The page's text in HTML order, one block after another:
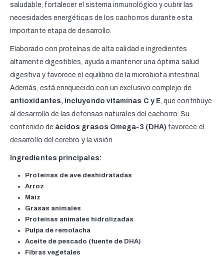
saludable, fortalecer el sistema inmunológico y cubrir las
necesidades energéticas de los cachorros durante esta
importante etapa de desarrollo.
Elaborado con proteínas de alta calidad e ingredientes
altamente digestibles, ayuda a mantener una óptima salud
digestiva y favorece el equilibrio de la microbiota intestinal.
Además, está enriquecido con un exclusivo complejo de
antioxidantes, incluyendo vitaminas C y E, que contribuye
al desarrollo de las defensas naturales del cachorro. Su
contenido de ácidos grasos Omega-3 (DHA) favorece el
desarrollo del cerebro y la visión.
Ingredientes principales:
Proteínas de ave deshidratadas
Arroz
Maíz
Grasas animales
Proteínas animales hidrolizadas
Pulpa de remolacha
Aceite de pescado (fuente de DHA)
Fibras vegetales